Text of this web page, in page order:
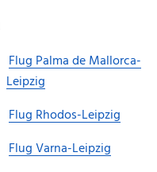
Flug Palma de Mallorca-
Leipzig
Flug Rhodos-Leipzig
Flug Varna-Leipzig